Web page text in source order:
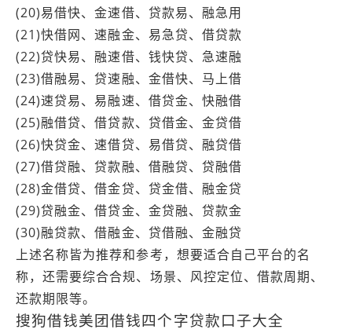
(20)易借快、金速借、贷款易、融急用
(21)快借网、速融金、易急贷、借贷款
(22)贷快易、融速借、钱快贷、急速融
(23)借融易、贷速融、金借快、马上借
(24)速贷易、易融速、借贷金、快融借
(25)融借贷、借贷款、贷借金、金贷借
(26)快贷金、速借贷、易借贷、融贷借
(27)借贷融、贷款融、借融贷、贷融借
(28)金借贷、借金贷、贷金借、融金贷
(29)贷融金、借贷金、金贷融、贷款金
(30)融贷款、借融金、贷借融、金融贷
上述名称皆为推荐和参考，想要适合自己平台的名
称，还需要综合合规、场景、风控定位、借款周期、
还款期限等。
搜狗借钱美团借钱四个字贷款口子大全